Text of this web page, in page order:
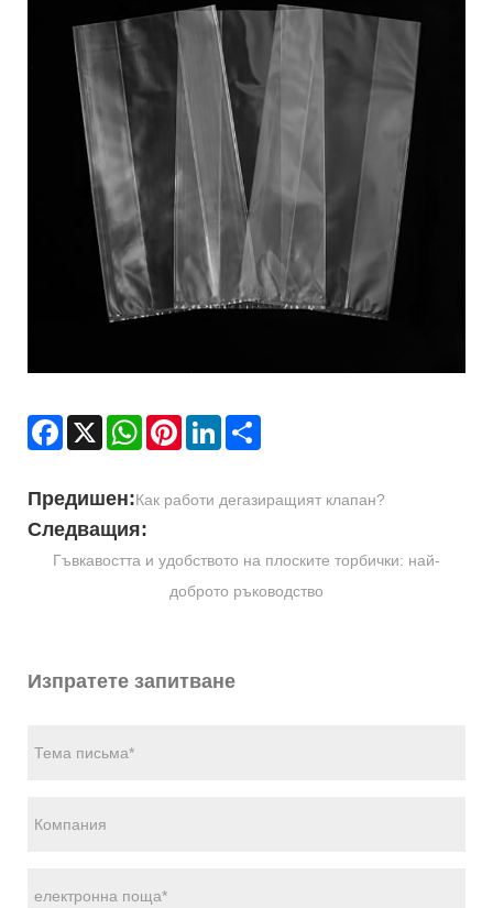
Facebook
X WhatsAppPinterestLinkedIn
Предишен:Как работи дегазиращият клапан?
Следващия:
Гъвкавостта и удобството на плоските торбички: най-
доброто ръководство
Изпратете запитване